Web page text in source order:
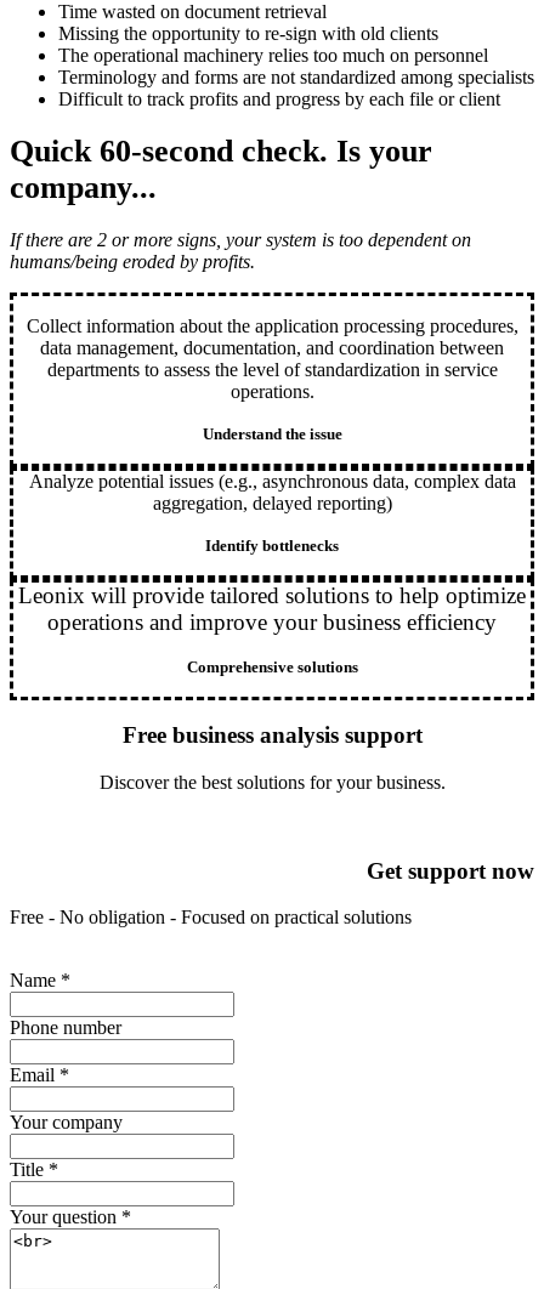
Time wasted on document retrieval
Missing the opportunity to re-sign with old clients
The operational machinery relies too much on personnel
Terminology and forms are not standardized among specialists
Difficult to track profits and progress by each file or client
Quick 60-second check. Is your
company...
If there are 2 or more signs, your system is too dependent on
humans/being eroded by profits.
Collect information about the application processing procedures,
data management, documentation, and coordination between
departments to assess the level of standardization in service
operations.
Understand the issue
Analyze potential issues (e.g., asynchronous data, complex data
aggregation, delayed reporting)
Identify bottlenecks
Leonix will provide tailored solutions to help optimize
operations and improve your business efficiency
Comprehensive solutions
Free business analysis support
Discover the best solutions for your business.
Get support now
Free - No obligation - Focused on practical solutions
Name *
Phone number
Email *
Your company
Title *
Your question *